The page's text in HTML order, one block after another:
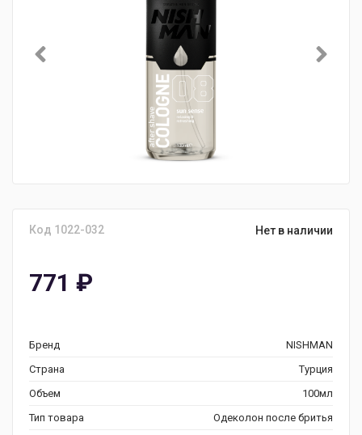
Код 1022-032 Нет в наличии
771 ₽
Бренд
NISHMAN
Страна
Турция
Объем
100мл
Тип товара
Одеколон после бритья